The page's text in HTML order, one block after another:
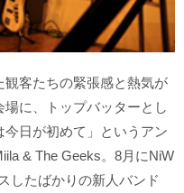
客たちの緊張感と熱気が
に、トップバッターとし
日が初めて」というアン
& The Geeks。8月にNiW
したばかりの新人バンド